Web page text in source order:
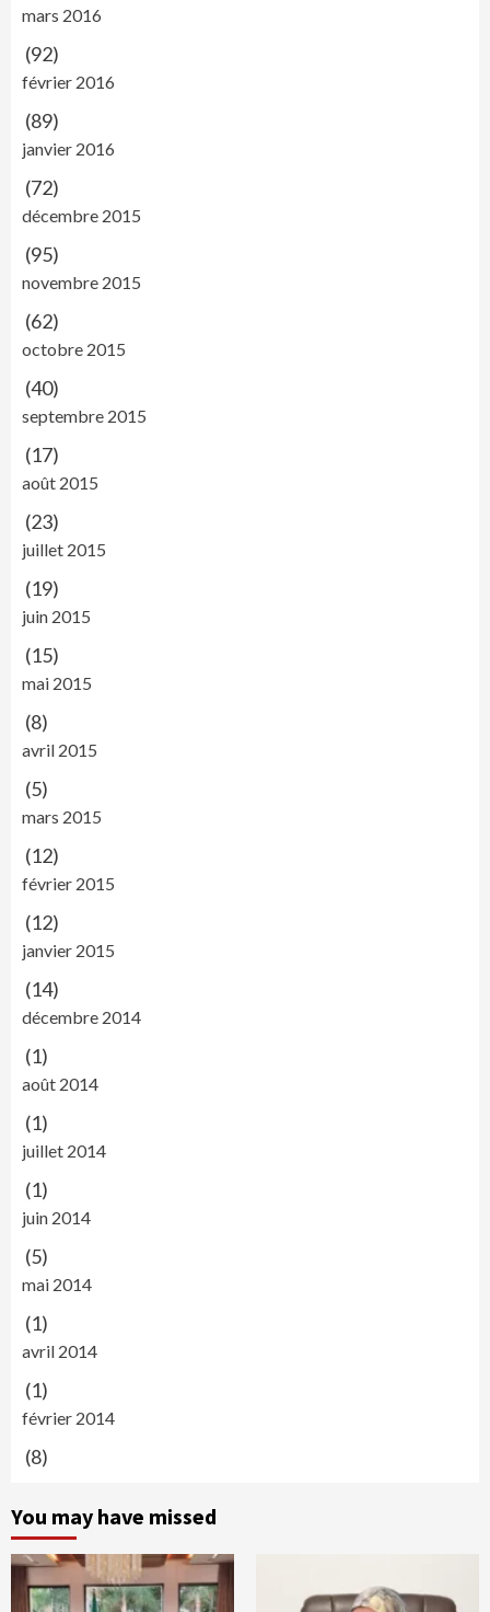
mars 2016
(92)
février 2016
(89)
janvier 2016
(72)
décembre 2015
(95)
novembre 2015
(62)
octobre 2015
(40)
septembre 2015
(17)
août 2015
(23)
juillet 2015
(19)
juin 2015
(15)
mai 2015
(8)
avril 2015
(5)
mars 2015
(12)
février 2015
(12)
janvier 2015
(14)
décembre 2014
(1)
août 2014
(1)
juillet 2014
(1)
juin 2014
(5)
mai 2014
(1)
avril 2014
(1)
février 2014
(8)
You may have missed